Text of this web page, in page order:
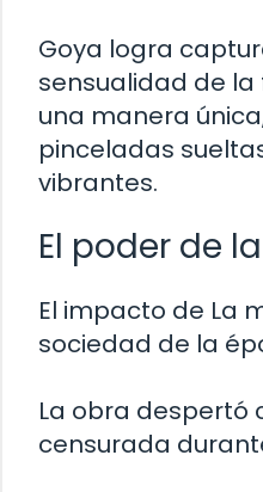
Goya logra
sensualidad de
una manera
pinceladas
vibrantes.
El poder de
El impacto de La
sociedad de la
La obra despertó
censurada